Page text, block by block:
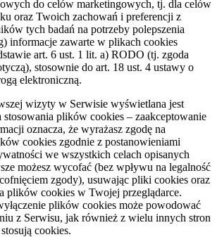
do celów marketingowych, tj. dla celów
oraz Twoich zachowań i preferencji z
tych badań na potrzeby polepszenia
informacje zawarte w plikach cookies
art. 6 ust. 1 lit. a) RODO (tj. zgoda
stosownie do art. 18 ust. 4 ustawy o
elektroniczną.
wizyty w Serwisie wyświetlana jest
stosowania plików cookies – zaakceptowanie
oznacza, że wyrażasz zgodę na
cookies zgodnie z postanowieniami
we wszystkich celach opisanych
możesz wycofać (bez wpływu na legalność
zgody), usuwając pliki cookies oraz
plików cookies w Twojej przeglądarce.
plików cookies może powodować
z Serwisu, jak również z wielu innych stron
cookies.